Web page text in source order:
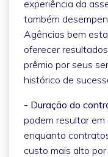
experiência da
também
Agências bem
oferecer
prêmio por seus
histórico de
- Duração do
podem resultar em
enquanto
custo mais alto